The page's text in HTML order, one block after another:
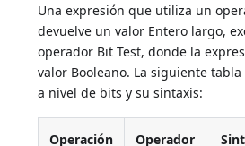
Una expresión que utiliza un
devuelve un valor Entero largo,
operador Bit Test, donde la
valor Booleano. La siguiente
a nivel de bits y su sintaxis:
Operación Operador